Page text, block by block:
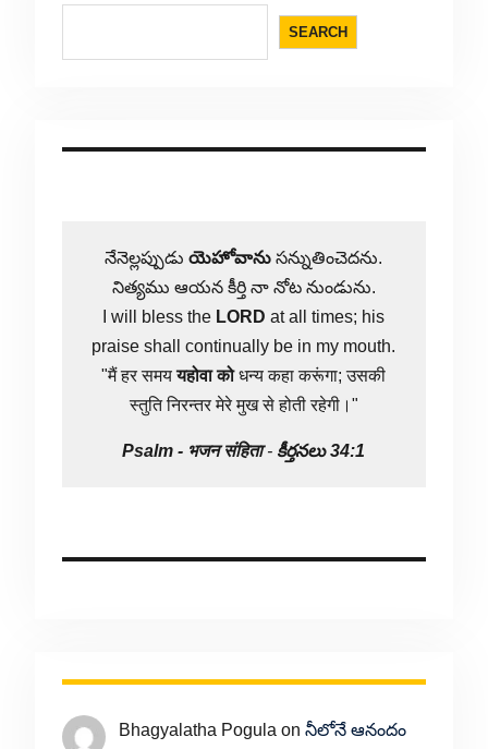
SEARCH
నేనెల్లప్పుడుయెహోవాను సన్నుతించెదను.
నిత్యము ఆయన కీర్తి నా నోట నుండును.
I will bless the LORD at all times; his
praise shall continually be in my mouth.
"मैं हर समययहोवा कोधन्य कहा करूंगा; उसकी
स्तुति निरन्तर मेरे मुख से होती रहेगी।"
Psalm - भजन संहिता- కీర్తనలు 34:1
Bhagyalatha Pogula on నీలోనే ఆనందం